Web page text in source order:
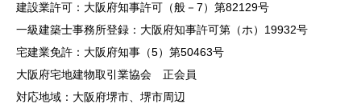
建設業許可：大阪府知事許可（般－7）第82129号
一級建築士事務所登録：大阪府知事許可第（ホ）19932号
宅建業免許：大阪府知事（5）第50463号
大阪府宅地建物取引業協会 正会員
対応地域：大阪府堺市、堺市周辺